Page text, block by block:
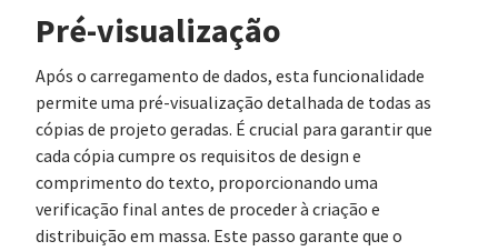
Pré-visualização
Após o carregamento de dados, esta funcionalidade
permite uma pré-visualização detalhada de todas as
cópias de projeto geradas. É crucial para garantir que
cada cópia cumpre os requisitos de design e
comprimento do texto, proporcionando uma
verificação final antes de proceder à criação e
distribuição em massa. Este passo garante que o